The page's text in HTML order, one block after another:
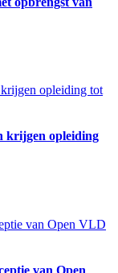
krijgen opleiding
van Open